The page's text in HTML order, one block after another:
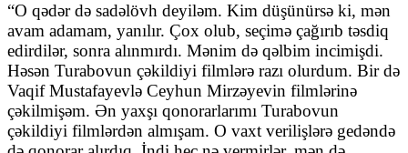
“O qədər də sadəlövh deyiləm. Kim düşünürsə ki, mən
avam adamam, yanılır. Çox olub, seçimə çağırıb təsdiq
edirdilər, sonra alınmırdı. Mənim də qəlbim incimişdi.
Həsən Turabovun çəkildiyi filmlərə razı olurdum. Bir də
Vaqif Mustafayevlə Ceyhun Mirzəyevin filmlərinə
çəkilmişəm. Ən yaxşı qonorarlarımı Turabovun
çəkildiyi filmlərdən almışam. O vaxt verilişlərə gedəndə